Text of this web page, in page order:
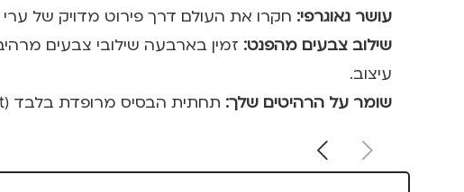
עושר גאוגרפי: חקרו את העולם דרך פירוט מדויק של ערי
שילוב צבעים מהפנט: זמין בארבעה שילובי צבעים
עיצוב.
שומר על הרהיטים שלך: תחתית הבסיס מרופדת בלבד (Felt) רך כדי למנוע שריטות ולהגן על משטחי העץ או הזכוכית בבית ובמשרד.